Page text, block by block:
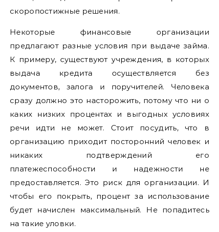
скоропостижные решения.
Некоторые финансовые организации
предлагают разные условия при выдаче займа.
К примеру, существуют учреждения, в которых
выдача кредита осуществляется без
документов, залога и поручителей. Человека
сразу должно это насторожить, потому что ни о
каких низких процентах и выгодных условиях
речи идти не может. Стоит посудить, что в
организацию приходит посторонний человек и
никаких подтверждений его
платежеспособности и надежности не
предоставляется. Это риск для организации. И
чтобы его покрыть, процент за использование
будет начислен максимальный. Не попадитесь
на такие уловки.